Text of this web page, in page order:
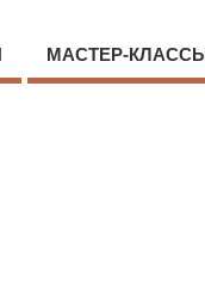
МАСТЕР-КЛАССЫ